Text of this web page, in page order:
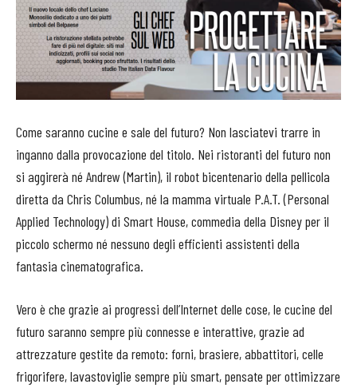
Come saranno cucine e sale del futuro? Non lasciatevi trarre in
inganno dalla provocazione del titolo. Nei ristoranti del futuro non
si aggirerà né Andrew (Martin), il robot bicentenario della pellicola
diretta da Chris Columbus, né la mamma virtuale P.A.T. (Personal
Applied Technology) di Smart House, commedia della Disney per il
piccolo schermo né nessuno degli efficienti assistenti della
fantasia cinematografica.
Vero è che grazie ai progressi dell’Internet delle cose, le cucine del
futuro saranno sempre più connesse e interattive, grazie ad
attrezzature gestite da remoto: forni, brasiere, abbattitori, celle
frigorifere, lavastoviglie sempre più smart, pensate per ottimizzare